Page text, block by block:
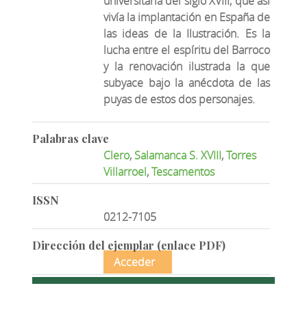
vivía la implantación en España de
las ideas de la Ilustración. Es la
lucha entre el espíritu del Barroco
y la renovación ilustrada la que
subyace bajo la anécdota de las
puyas de estos dos personajes.
Palabras clave
Clero, Salamanca S. XVIII,Torres
Villarroel,Tescamentos
ISSN
0212-7105
Dirección del ejemplar (enlace PDF)
Acceder